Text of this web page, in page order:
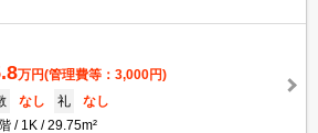
万円(管理費等：3,000円)
なし 礼
なし
1K 29.75m²